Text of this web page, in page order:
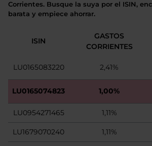
Corrientes. Busque la suya por el ISIN,
barata y empiece ahorrar.
ISIN
GASTOS
CORRIENTES
LU0165083220 2,41%
LU0165074823 1,00%
LU0954271465 1,11%
LU1679070240 1,11%